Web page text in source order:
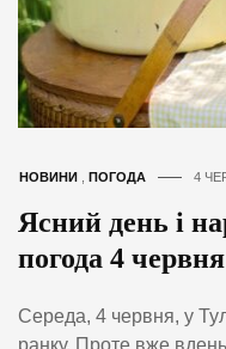
НОВИНИ ПОГОДА 4
Ясний день і
погода 4
Середа, 4 червня, у
ранку. Проте вже вдень